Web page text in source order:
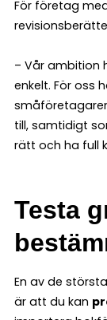
För företag
– Vår ambition
enkelt. För oss
till, samtidigt
rätt och ha full
Testa
En av de
är att du kan